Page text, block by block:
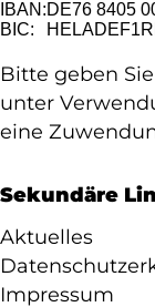
IBAN:DE76 8405
BIC:
Bitte geben
unter
eine
Sekundäre
Aktuelles
Impressum